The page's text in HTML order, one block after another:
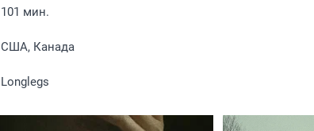
101 мин.
США, Канада
Longlegs